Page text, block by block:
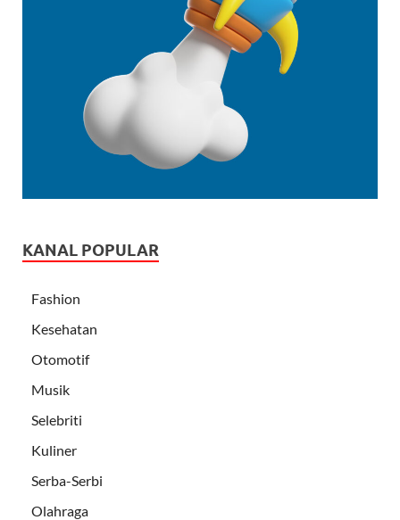
KANAL POPULAR
Fashion
Kesehatan
Otomotif
Musik
Selebriti
Kuliner
Serba-Serbi
Olahraga